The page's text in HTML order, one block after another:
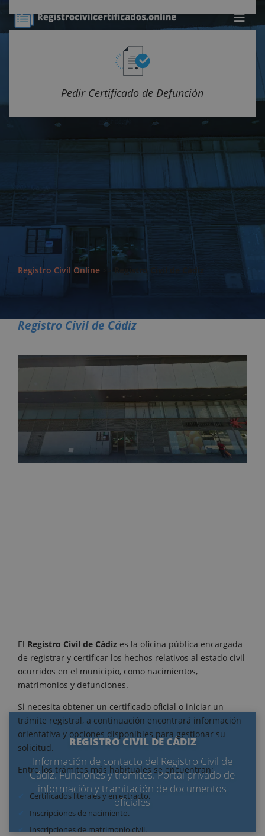
REGISTRO CIVIL DE CÁDIZ
Información de contacto del Registro Civil de
Cádiz. Funciones y trámites. Portal privado de
información y tramitación de documentos
oficiales
Pedir Certificado de Defunción
Registro Civil Online Registro Civil de Cádiz
Registro Civil de Cádiz
El Registro Civil de Cádiz es la oficina pública encargada
de registrar y certificar los hechos relativos al estado civil
ocurridos en el municipio, como nacimientos,
matrimonios y defunciones.
Si necesita obtener un certificado oficial o iniciar un
trámite registral, a continuación encontrará información
orientativa y opciones disponibles para gestionar su
solicitud.
Entre los trámites más habituales se encuentran:
Certificados literales y en extracto.
Inscripciones de nacimiento.
Inscripciones de matrimonio civil.